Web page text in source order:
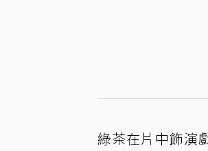
綠茶在片中飾演